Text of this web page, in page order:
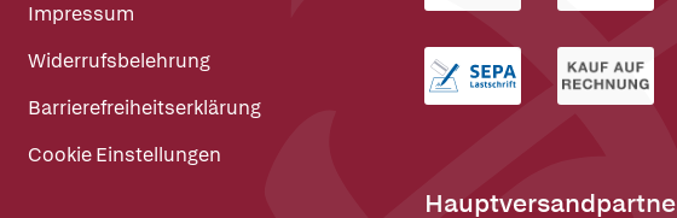
Impressum
Widerrufsbelehrung
Barrierefreiheitserklärung
Cookie Einstellungen